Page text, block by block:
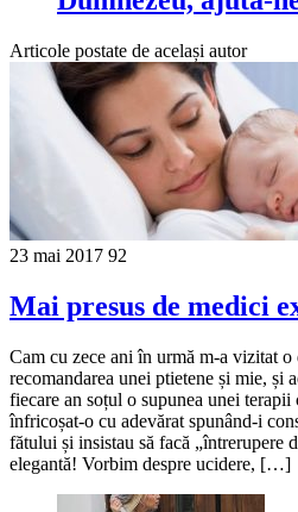
Articole postate de același autor
23 mai 2017 92
Mai presus de medici
Cam cu zece ani în urmă m-a vizitat o
recomandarea unei ptietene și mie, și
fiecare an soțul o supunea unei
înfricoșat-o cu adevărat spunând-i
fătului și insistau să facă „întrerupere
elegantă! Vorbim despre ucidere, […]